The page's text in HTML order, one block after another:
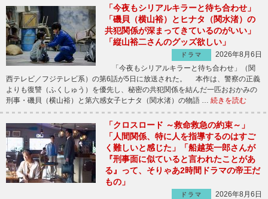
「今夜もシリアルキラーと待ち合わせ」
「磯貝（横山裕）とヒナタ（関水渚）の
共犯関係が深まってきているのがいい」
「縦山裕二さんのグッズ欲しい」
ドラマ
2026年8月6日
「今夜もシリアルキラーと待ち合わせ」（関
西テレビ／フジテレビ系）の第6話が5日に放送された。 本作は、警察の正義
よりも復讐（ふくしゅう）を優先し、秘密の共犯関係を結んだ一匹おおかみの
刑事・磯貝（横山裕）と第六感女子ヒナタ（関水渚）の物語 … 続きを読む
「クロスロード ～救命救急の約束～」
「人間関係、特に人を指導するのはすご
く難しいと感じた」「船越英一郎さんが
『刑事面に似ていると言われたことがあ
る』って、そりゃあ2時間ドラマの帝王だ
もの」
ドラマ
2026年8月6日